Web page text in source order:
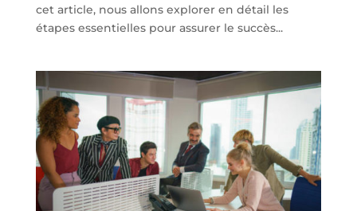
cet article, nous allons explorer en détail les
étapes essentielles pour assurer le succès...